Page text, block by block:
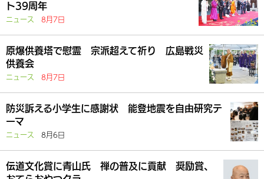
ト39周年
ニュース 8月7日
原爆供養塔で慰霊 宗派超えて祈り 広島戦災
供養会
ニュース 8月7日
防災訴える小学生に感謝状 能登地震を自由研究テ
ーマ
ニュース 8月6日
伝道文化賞に青山氏 禅の普及に貢献 奨励賞、